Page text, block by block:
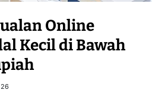
Online
Kecil di Bawah